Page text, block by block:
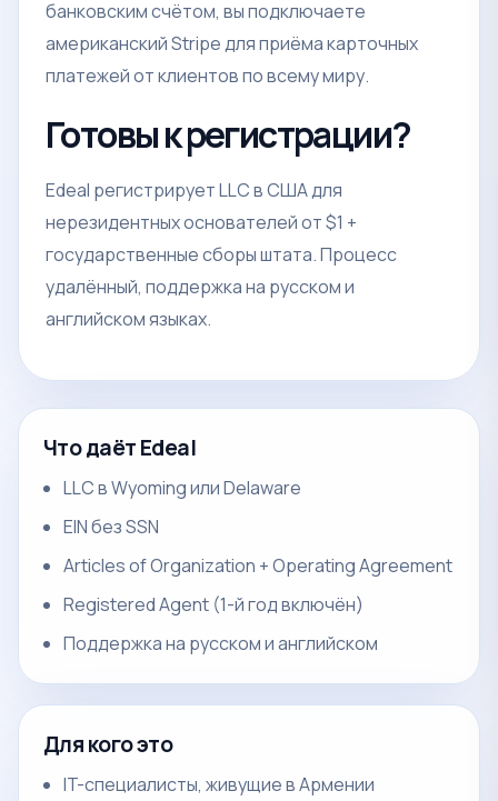
банковским счётом, вы подключаете
американский Stripe для приёма карточных
платежей от клиентов по всему миру.
Готовы к регистрации?
Edeal регистрирует LLC в США для
нерезидентных основателей от $1 +
государственные сборы штата. Процесс
удалённый, поддержка на русском и
английском языках.
Что даёт Edeal
LLC в Wyoming или Delaware
EIN без SSN
Articles of Organization + Operating Agreement
Registered Agent (1-й год включён)
Поддержка на русском и английском
Для кого это
IT-специалисты, живущие в Армении